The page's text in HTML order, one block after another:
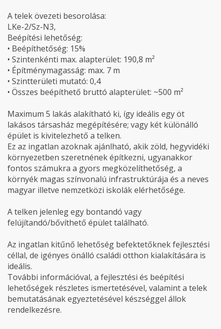
A telek övezeti besorolása:
LKe-2/Sz-N3,
Beépítési lehetőség:
• Beépíthetőség: 15%
• Szintenkénti max. alapterület: 190,8 m²
• Építménymagasság: max. 7 m
• Szintterületi mutató: 0,4
• Összes beépíthető bruttó alapterület: ~500 m²
Maximum 5 lakás alakítható ki, így ideális egy öt
lakásos társasház megépítésére; vagy két különálló
épület is kivitelezhető a telken.
Ez az ingatlan azoknak ajánlható, akik zöld, hegyvidéki
környezetben szeretnének építkezni, ugyanakkor
fontos számukra a gyors megközelíthetőség, a
környék magas színvonalú infrastruktúrája és a neves
magyar illetve nemzetközi iskolák elérhetősége.
A telken jelenleg egy bontandó vagy
felújítandó/bővíthető épület található.
Az ingatlan kitűnő lehetőség befektetőknek fejlesztési
céllal, de igényes önálló családi otthon kialakítására is
ideális.
További információval, a fejlesztési és beépítési
lehetőségek részletes ismertetésével, valamint a telek
bemutatásának egyeztetésével készséggel állok
rendelkezésre.